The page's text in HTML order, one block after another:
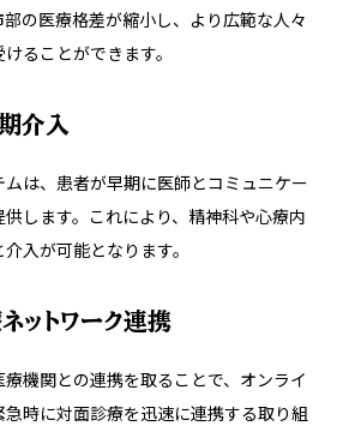
の医療格差が縮小し、より広範な人々
ることができます。
介入
は、患者が早期に医師とコミュニケー
します。これにより、精神科や心療内
入が可能となります。
ットワーク連携
機関との連携を取ることで、オンライ
時に対面診療を迅速に連携する取り組